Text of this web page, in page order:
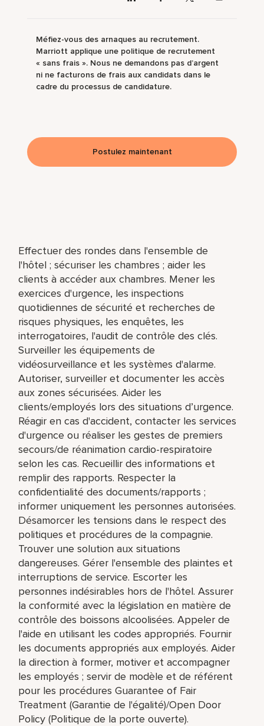
Effectuer des rondes dans l'ensemble de
l'hôtel ; sécuriser les chambres ; aider les
clients à accéder aux chambres. Mener les
exercices d'urgence, les inspections
quotidiennes de sécurité et recherches de
risques physiques, les enquêtes, les
interrogatoires, l'audit de contrôle des clés.
Surveiller les équipements de
vidéosurveillance et les systèmes d'alarme.
Autoriser, surveiller et documenter les accès
aux zones sécurisées. Aider les
clients/employés lors des situations d’urgence.
Réagir en cas d'accident, contacter les services
d'urgence ou réaliser les gestes de premiers
secours/de réanimation cardio-respiratoire
selon les cas. Recueillir des informations et
remplir des rapports. Respecter la
confidentialité des documents/rapports ;
informer uniquement les personnes autorisées.
Désamorcer les tensions dans le respect des
politiques et procédures de la compagnie.
Trouver une solution aux situations
dangereuses. Gérer l'ensemble des plaintes et
interruptions de service. Escorter les
personnes indésirables hors de l'hôtel. Assurer
la conformité avec la législation en matière de
contrôle des boissons alcoolisées. Appeler de
l'aide en utilisant les codes appropriés. Fournir
les documents appropriés aux employés. Aider
la direction à former, motiver et accompagner
les employés ; servir de modèle et de référent
pour les procédures Guarantee of Fair
Treatment (Garantie de l'égalité)/Open Door
Policy (Politique de la porte ouverte).
Méfiez-vous des arnaques au recrutement.
Marriott applique une politique de recrutement
« sans frais ». Nous ne demandons pas d’argent
ni ne facturons de frais aux candidats dans le
cadre du processus de candidature.
Postulez maintenant